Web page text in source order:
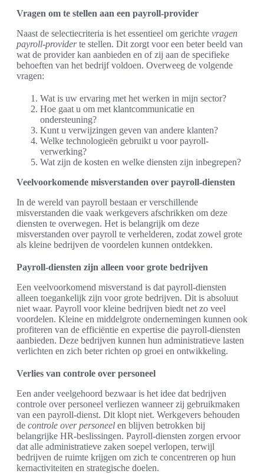
Vragen om te stellen aan een payroll-provider
Naast de selectiecriteria is het essentieel om gerichte vragen
payroll-providerte stellen. Dit zorgt voor een beter beeld van
wat de provider kan aanbieden en of zij aan de specifieke
behoeften van het bedrijf voldoen. Overweeg de volgende
vragen:
Wat is uw ervaring met het werken in mijn sector?
Hoe gaat u om met klantcommunicatie en
ondersteuning?
Kunt u verwijzingen geven van andere klanten?
Welke technologieën gebruikt u voor payroll-
verwerking?
Wat zijn de kosten en welke diensten zijn inbegrepen?
Veelvoorkomende misverstanden over payroll-diensten
In de wereld van payroll bestaan er verschillende
misverstanden die vaak werkgevers afschrikken om deze
diensten te overwegen. Het is belangrijk om deze
misverstanden over payroll te verhelderen, zodat zowel grote
als kleine bedrijven de voordelen kunnen ontdekken.
Payroll-diensten zijn alleen voor grote bedrijven
Een veelvoorkomend misverstand is dat payroll-diensten
alleen toegankelijk zijn voor grote bedrijven. Dit is absoluut
niet waar. Payroll voor kleine bedrijven biedt net zo veel
voordelen. Kleine en middelgrote ondernemingen kunnen ook
profiteren van de efficiëntie en expertise die payroll-diensten
aanbieden. Deze bedrijven kunnen hun administratieve lasten
verlichten en zich beter richten op groei en ontwikkeling.
Verlies van controle over personeel
Een ander veelgehoord bezwaar is het idee dat bedrijven
controle over personeel verliezen wanneer zij gebruikmaken
van een payroll-dienst. Dit klopt niet. Werkgevers behouden
de controle over personeel en blijven betrokken bij
belangrijke HR-beslissingen. Payroll-diensten zorgen ervoor
dat alle administratieve zaken soepel verlopen, terwijl
bedrijven de ruimte krijgen om zich te concentreren op hun
kernactiviteiten en strategische doelen.